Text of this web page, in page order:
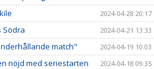
2024-04-28 20:17
Södra 2024-04-21 13:33
match" 2024-04-19 10:03
nöjd med seriestarten 2024-04-18 09:35